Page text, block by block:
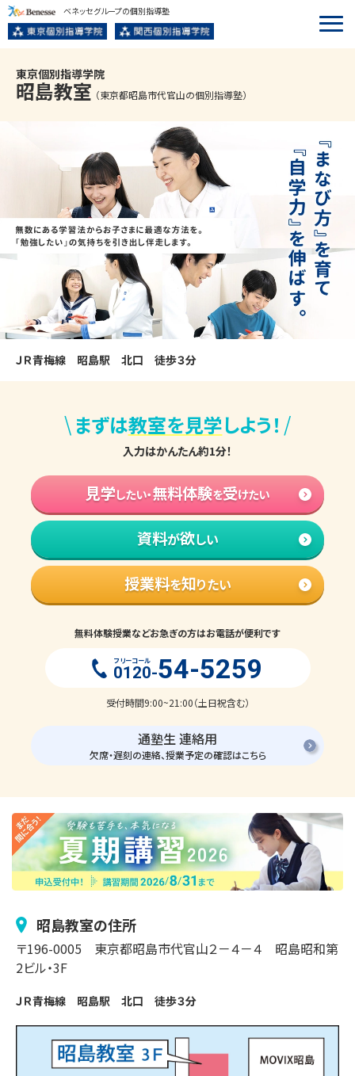
ベネッセグループの個別指導塾
東京個別指導学院
昭島教室 （東京都昭島市代官山の個別指導塾）
ＪＲ青梅線　昭島駅　北口　徒歩３分
\ まずは教室を見学しよう！ /
入力はかんたん約1分！
見学したい・無料体験を受けたい
資料が欲しい
授業料を知りたい
無料体験授業などお急ぎの方はお電話が便利です
フリーコール
0120-54-5259
受付時間9:00~21:00（土日祝含む）
通塾生 連絡用
欠席・遅刻の連絡、授業予定の確認はこちら
昭島教室の住所
〒196-0005 東京都昭島市代官山２－４－４
昭島昭和第
2ビル・3F
ＪＲ青梅線　昭島駅　北口　徒歩３分